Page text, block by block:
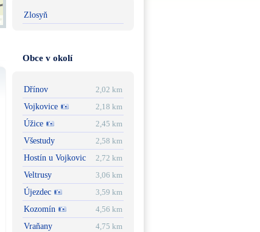
Zlosyň
Obce v okolí
Dřínov
2,02 km
Vojkovice
2,18 km
Úžice
2,45 km
Všestudy
2,58 km
Hostín u Vojkovic
2,72 km
Veltrusy
3,06 km
Újezdec
3,59 km
Kozomín
4,56 km
Vraňany
4,75 km